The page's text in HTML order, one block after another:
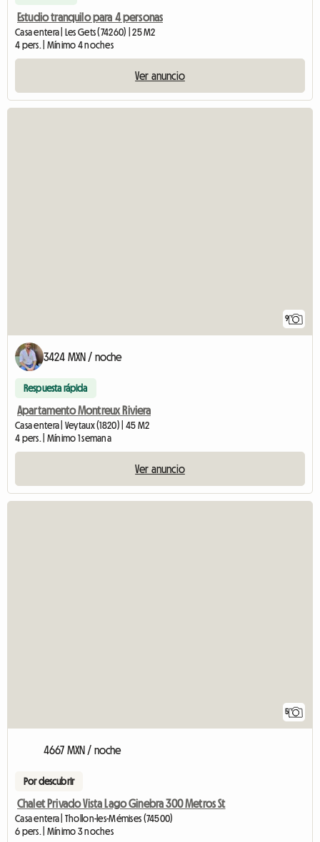
Estudio tranquilo para 4 personas
Casa entera | Les Gets (74260) | 25 M2
4 pers. | Mínimo 4 noches
Ver anuncio
9
3424 MXN / noche
Respuesta rápida
Apartamento Montreux Riviera
Casa entera | Veytaux (1820) | 45 M2
4 pers. | Mínimo 1 semana
Ver anuncio
5
4667 MXN / noche
Por descubrir
Chalet Privado Vista Lago Ginebra 300 Metros St
Casa entera | Thollon-les-Mémises (74500)
6 pers. | Mínimo 3 noches